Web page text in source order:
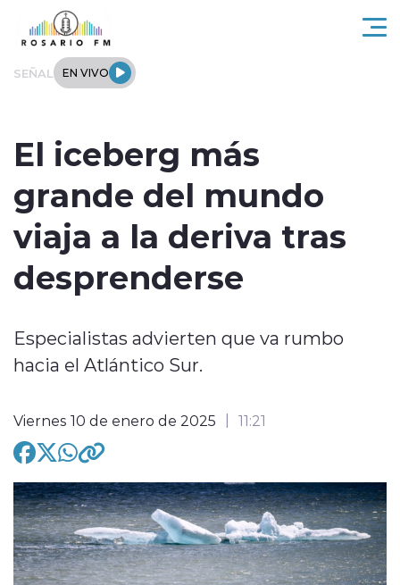
Click acá para ir directamente al contenido
SEÑAL EN VIVO
Regionales
Tendencias
Deportes
modo claro
El iceberg más
grande del mundo
viaja a la deriva tras
desprenderse
Especialistas advierten que va rumbo
hacia el Atlántico Sur.
Viernes 10 de enero de 2025 11:21